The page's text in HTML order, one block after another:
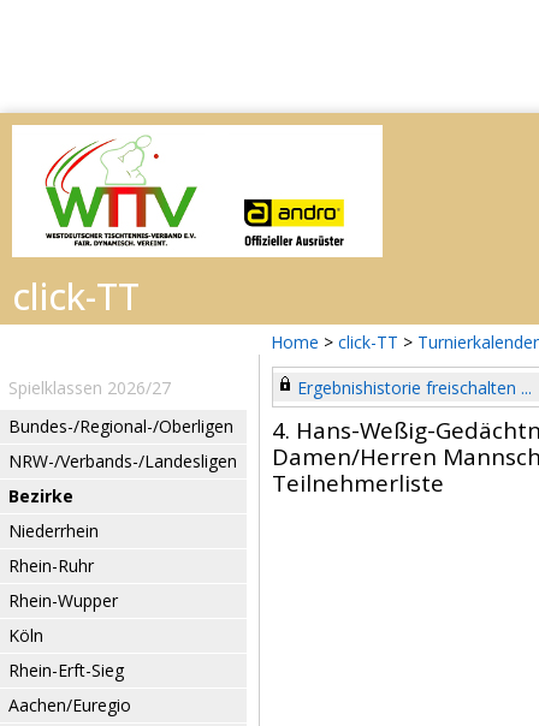
Home > click-TT > Turnierkalender
Spielklassen 2026/27
Bundes-/Regional-/Oberligen
NRW-/Verbands-/Landesligen
Bezirke
Niederrhein
Rhein-Ruhr
Rhein-Wupper
Köln
Rhein-Erft-Sieg
Aachen/Euregio
Ergebnishistorie freischalten ...
4. Hans-Weßig-
Damen/Herren
Teilnehmerliste